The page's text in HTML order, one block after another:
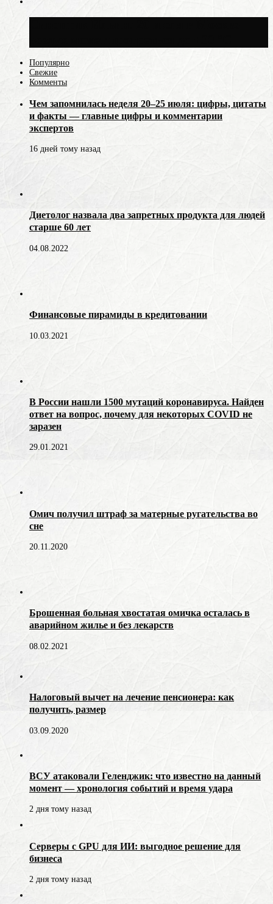
Популярно
Свежие
Комменты
Чем запомнилась неделя 20–25 июля: цифры, цитаты
и факты — главные цифры и комментарии
экспертов
16 дней тому назад
Диетолог назвала два запретных продукта для людей
старше 60 лет
04.08.2022
Финансовые пирамиды в кредитовании
10.03.2021
В России нашли 1500 мутаций коронавируса. Найден
ответ на вопрос, почему для некоторых COVID не
заразен
29.01.2021
Омич получил штраф за матерные ругательства во
сне
20.11.2020
Брошенная больная хвостатая омичка осталась в
аварийном жилье и без лекарств
08.02.2021
Налоговый вычет на лечение пенсионера: как
получить, размер
03.09.2020
ВСУ атаковали Геленджик: что известно на данный
момент — хронология событий и время удара
2 дня тому назад
Серверы с GPU для ИИ: выгодное решение для
бизнеса
2 дня тому назад